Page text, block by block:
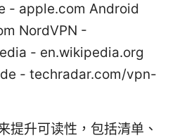
- apple.com Android
NordVPN -
- en.wikipedia.org
- techradar.com/vpn-
提升可读性，包括清单、